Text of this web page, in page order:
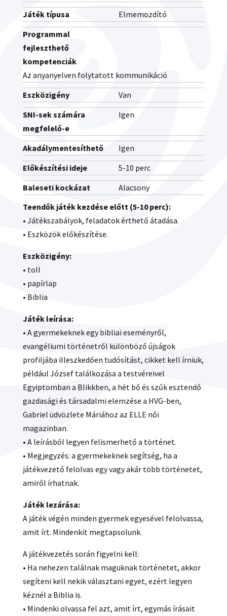
Játék típusa
Elmemozdító
Programmal
fejleszthető
kompetenciák
Az anyanyelven folytatott kommunikáció
Eszközigény
Van
SNI-sek számára
megfelelő-e
Igen
Akadálymentesíthető
Igen
Előkészítési ideje
5-10 perc
Baleseti kockázat
Alacsony
Teendők játék kezdése előtt (5-10 perc):
• Játékszabályok, feladatok érthető átadása.
• Eszközök előkészítése.
Eszközigény:
• toll
• papírlap
• Biblia
Játék leírása:
• A gyermekeknek egy bibliai eseményről,
evangéliumi történetről különböző újságok
profiljába illeszkedően tudósítást, cikket kell írniuk,
például József találkozása a testvéreivel
Egyiptomban a Blikkben, a hét bő és szűk esztendő
gazdasági és társadalmi elemzése a HVG-ben,
Gabriel üdvözlete Máriához az ELLE női
magazinban.
• A leírásból legyen felismerhető a történet.
• Megjegyzés: a gyermekeknek segítség, ha a
játékvezető felolvas egy vagy akár több történetet,
amiről írhatnak.
Játék lezárása:
A játék végén minden gyermek egyesével felolvassa,
amit írt. Mindenkit megtapsolunk.
A játékvezetés során figyelni kell:
• Ha nehezen találnak maguknak történetet, akkor
segíteni kell nekik választani egyet, ezért legyen
kéznél a Biblia is.
• Mindenki olvassa fel azt, amit írt, egymás írásait